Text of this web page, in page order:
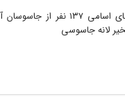
افشای اسامی ۱۳۷
لانه جاسوسی